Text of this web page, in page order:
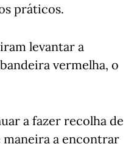
práticos.
levantar a
vermelha, o
a fazer recolha de
maneira a encontrar